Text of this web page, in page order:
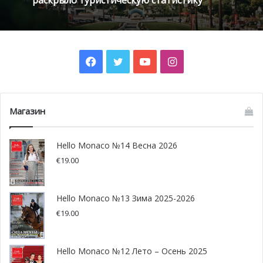
дизайн, лучший интерьер и самая экологичная яхта.
Jubilee
Победу в двух из номинаций одержала 110-метровая
Jubilee, построенная голландской верфью Oceanco.
Прежде всего, яхта выделяется своим сложным
Facebook
TwitterYouTubeInstagram
Магазин
Hello Monaco №14 Весна 2026
€19.00
Hello Monaco №13 Зима 2025-2026
€19.00
Hello Monaco №12 Лето – Осень 2025